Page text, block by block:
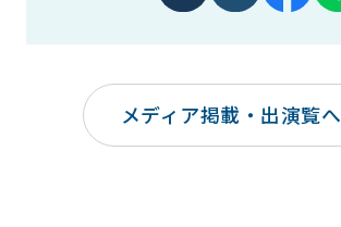
メディア掲載・出演覧へ